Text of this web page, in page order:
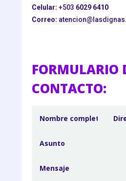
Celular: +503 6029 6410
Correo:
FORMULARIO
CONTACTO: